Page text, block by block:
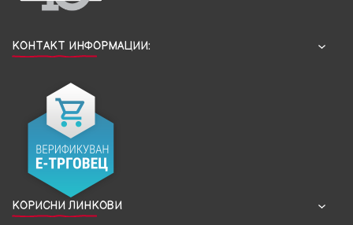
КОНТАКТ ИНФОРМАЦИИ:
КОРИСНИ ЛИНКОВИ